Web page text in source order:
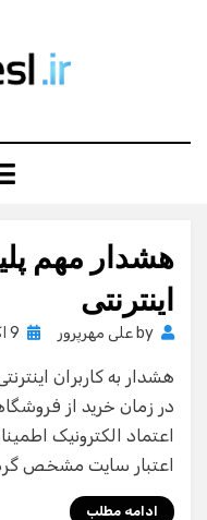
هشدار مهم
اینترنتی
by علی مهرپرور 9 اکتبر , 2015
هشدار به کاربران
در زمان خرید از
اعتماد الکترونیک
اعتبار سایت مشخص
ادامه مطلب